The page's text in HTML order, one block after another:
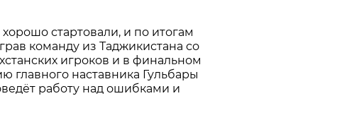
стартовали, и по итогам
команду из Таджикистана со
игроков и в финальном
главного наставника Гульбары
работу над ошибками и